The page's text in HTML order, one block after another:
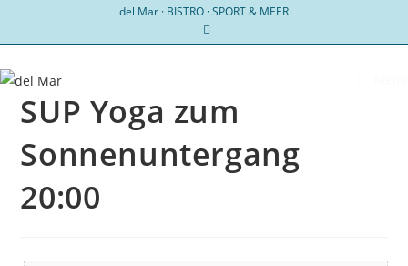
del Mar · BISTRO · SPORT & MEER
SUP Yoga zum
Sonnenuntergang
20:00